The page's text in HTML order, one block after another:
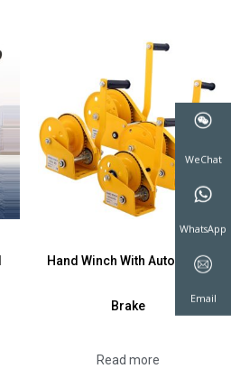
Hand Winch With Automatic
Brake
Read more
WeChat